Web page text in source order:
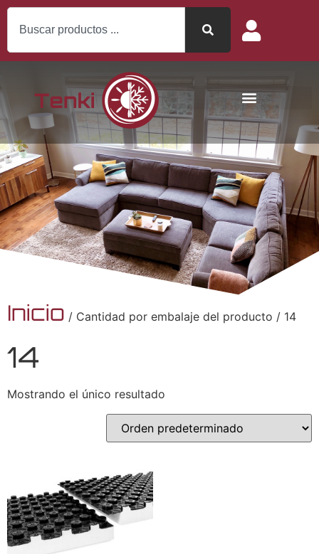
Inicio / Cantidad por embalaje del producto / 14
14
Mostrando el único resultado